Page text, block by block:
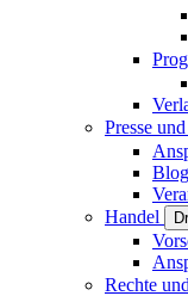
Presse
Handel
Rechte